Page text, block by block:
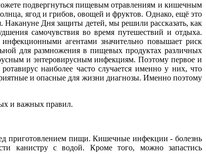
подвергнуться пищевым отравлениям и кишечным
ягод и грибов, овощей и фруктов. Однако, ещё это
Дня защиты детей, мы решили рассказать, как
самочувствия во время путешествий и отдыха.
агентами значительно повышает риск
для размножения в пищевых продуктах различных
и энтеровирусным инфекциям. Поэтому первое и
наиболее часто случается именно у них, что
и опасные для жизни диагнозы. Именно поэтому
и важных правил.
приготовлением пищи. Кишечные инфекции - болезнь
канистру с водой. Кроме того, можно запастись